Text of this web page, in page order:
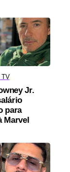
TV
Jr.
para
Marvel